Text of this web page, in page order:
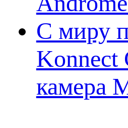
С миру
Konnect
камера